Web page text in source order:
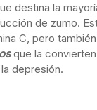
destina la
de zumo.
C, pero
que la convierten
depresión.